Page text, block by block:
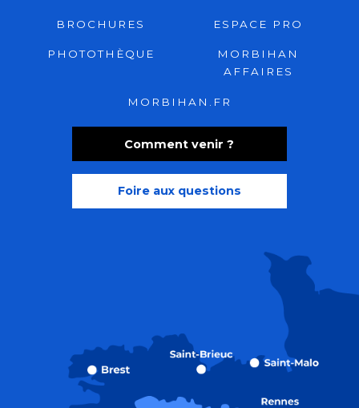
Comment venir ?
Foire aux questions
BROCHURES ESPACE PRO
PHOTOTHÈQUE
MORBIHAN
AFFAIRES
MORBIHAN.FR